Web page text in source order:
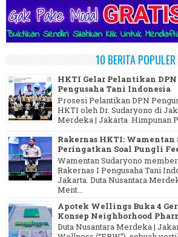
10 BERITA POPULER
HKTI Gelar Pelantikan
Pengusaha Tani Indonesia
Prosesi Pelantikan DPN
HKTI oleh Dr. Sudaryono di
Merdeka | Jakarta Himpunan
Rakernas HKTI: Wamentan
Peringatkan Soal Pungli
Wamentan Sudaryono
Rakernas I Pengusaha Tani
Jakarta. Duta Nusantara
Ment...
Apotek Wellings Buka 4
Konsep Neighborhood
Duta Nusantara Merdeka |